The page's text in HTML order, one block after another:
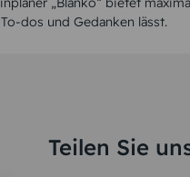
dos und Gedanken lässt.
Teilen Sie